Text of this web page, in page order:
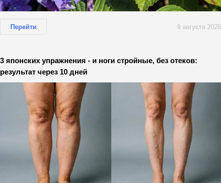
Перейти 9 августа 2026
3 японских упражнения - и ноги стройные, без отеков:
результат через 10 дней